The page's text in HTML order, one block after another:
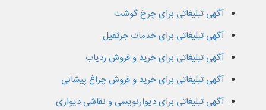
آگهی تبلیغاتی برای چرخ گوشت
آگهی تبلیغاتی برای خدمات جرثقیل
آگهی تبلیغاتی برای خرید و فروش ردیاب
آگهی تبلیغاتی برای خرید و فروش چراغ پیشانی
آگهی تبلیغاتی برای دیوارنویسی و نقاشی دیواری